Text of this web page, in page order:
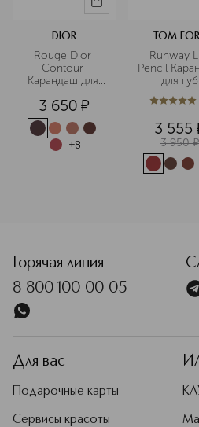
DIOR
Rouge Dior
Contour
Карандаш для
3 650 ¤
+8
TOM
Runway
Pencil
для губ
5из 51
3 555
3 950 ¤
Горячая линия
8-800-100-00-05
Для вас
Подарочные карты
Сервисы красоты